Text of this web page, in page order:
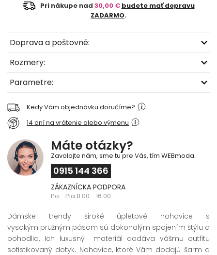
Pri nákupe nad 30,00 € budete mať dopravu
ZADARMO.
Doprava a poštovné:
Rozmery:
Parametre:
Kedy Vám objednávku doručíme?
14 dní na vrátenie alebo výmenu
Máte otázky?
Zavolajte nám, sme tu pre Vás, tím WEBmoda.
0915 144 366
ZÁKAZNÍCKA PODPORA
Po - Pia 8:00 - 16:00
Dámske trendy široké úpletové nohavice s
vysokým pružným pásom sú dokonalým spojením štýlu a
pohodlia. Ich luxusný materiál dodáva vášmu outfitu
sofistikovaný dotyk. Nohavice, ktoré Vám dodajú šarm a